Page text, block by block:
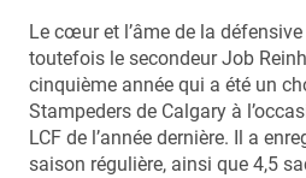
Le cœur et l’âme de la
toutefois le secondeur Job
cinquième année qui a été un
Stampeders de Calgary à
LCF de l’année dernière. Il a
saison régulière, ainsi que 4,5